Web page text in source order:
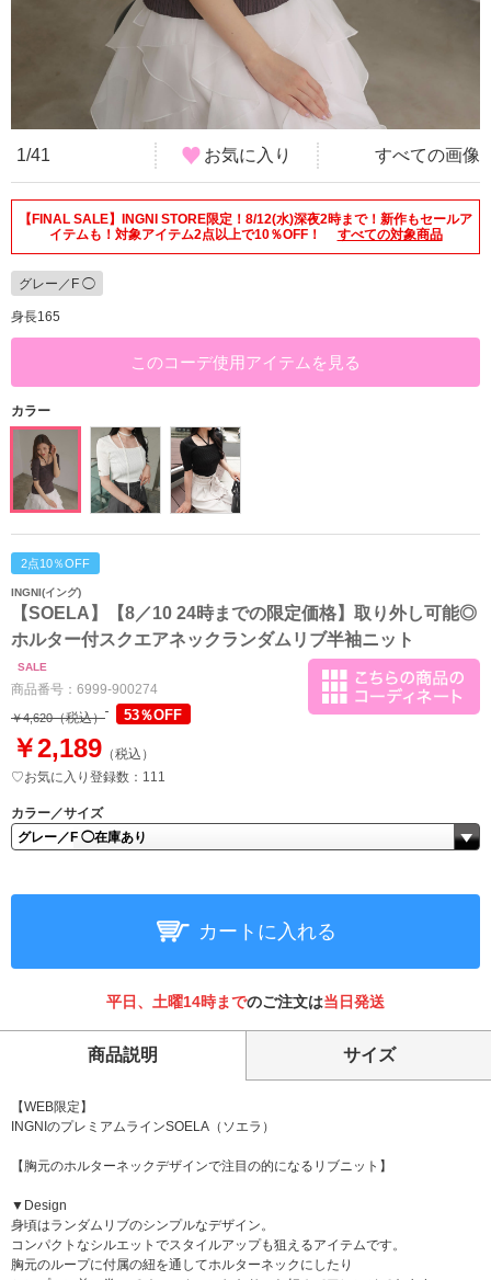
1/41 お気に入り すべての画像
【FINAL SALE】INGNI STORE限定！8/12(水)深夜2時まで！新作もセールア
イテムも！対象アイテム2点以上で10％OFF！
すべての対象商品
グレー／F ◯
身長165
このコーデ使用アイテムを見る
カラー
2点10％OFF
INGNI(イング)
【SOELA】【8／10 24時までの限定価格】取り外し可能◎
ホルター付スクエアネックランダムリブ半袖ニット
SALE
商品番号： 6999-900274
￥4,620（税込） 53％OFF
￥2,189 （税込）
♡お気に入り登録数：111
カラー／サイズ
カートに入れる
平日、土曜14時までのご注文は当日発送
商品説明 サイズ
【WEB限定】
INGNIのプレミアムラインSOELA（ソエラ）
【胸元のホルターネックデザインで注目の的になるリブニット】
▼Design
身頃はランダムリブのシンプルなデザイン。
コンパクトなシルエットでスタイルアップも狙えるアイテムです。
胸元のループに付属の紐を通してホルターネックにしたり